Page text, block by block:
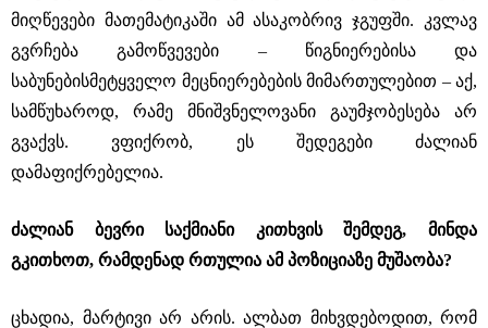
მიღწევები მათემატიკაში ამ ასაკობრივ ჯგუფში. კვლავ
გვრჩება გამოწვევები – წიგნიერებისა და
საბუნებისმეტყველო მეცნიერებების მიმართულებით – აქ,
სამწუხაროდ, რამე მნიშვნელოვანი გაუმჯობესება არ
გვაქვს. ვფიქრობ, ეს შედეგები ძალიან
დამაფიქრებელია.
ძალიან ბევრი საქმიანი კითხვის შემდეგ, მინდა
გკითხოთ, რამდენად რთულია ამ პოზიციაზე მუშაობა?
ცხადია, მარტივი არ არის. ალბათ მიხვდებოდით, რომ